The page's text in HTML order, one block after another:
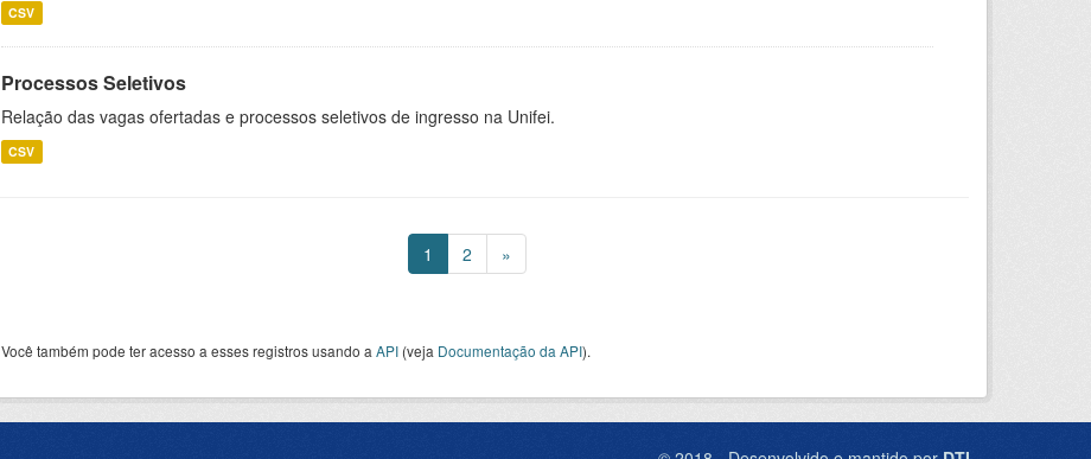
CSV
Processos Seletivos
Relação das vagas ofertadas e processos seletivos de ingresso na Unifei.
CSV
1 2 »
Você também pode ter acesso a esses registros usando a API (veja Documentação da API).